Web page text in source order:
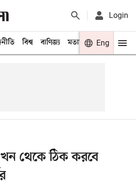
Login
বিশ্ব বাণিজ্য মতামত খেলা
Eng
থেকে ঠিক করবে